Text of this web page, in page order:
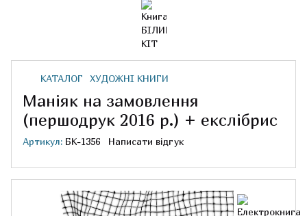
КАТАЛОГ ХУДОЖНІ КНИГИ
Маніяк на замовлення
(першодрук 2016 р.) + екслібрис
Артикул: БК-1356 Написати відгук